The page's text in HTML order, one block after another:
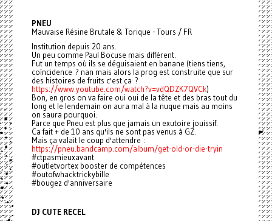
PNEU
Mauvaise Résine Brutale & Torique - Tours / FR
Institution depuis 20 ans.
Un peu comme Paul Bocuse mais différent.
Fut un temps où ils se déguisaient en banane (tiens tiens,
coïncidence ? nan mais alors la prog est construite que sur
des histoires de fruits c'est ça ?
https://www.youtube.com/watch?v=vdQDZK7QVCk)
Bon, en gros on va faire oui oui de la tête et des bras tout du
long et le lendemain on aura mal à la nuque mais au moins
on saura pourquoi.
Parce que Pneu est plus que jamais un exutoire jouissif.
Ca fait + de 10 ans qu'ils ne sont pas venus à GZ.
Mais ça valait le coup d'attendre :
https://pneu.bandcamp.com/album/get-old-or-die-tryin
#ctpasmieuxavant
#outletvortex booster de compétences
#outofwhacktrickybille
#bougez d'anniversaire
DJ CUTE RECEL